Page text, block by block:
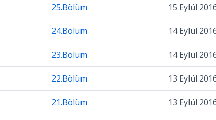
25.Bölüm 15 Eylül
24.Bölüm 14 Eylül
23.Bölüm 14 Eylül
22.Bölüm 13 Eylül
21.Bölüm 13 Eylül